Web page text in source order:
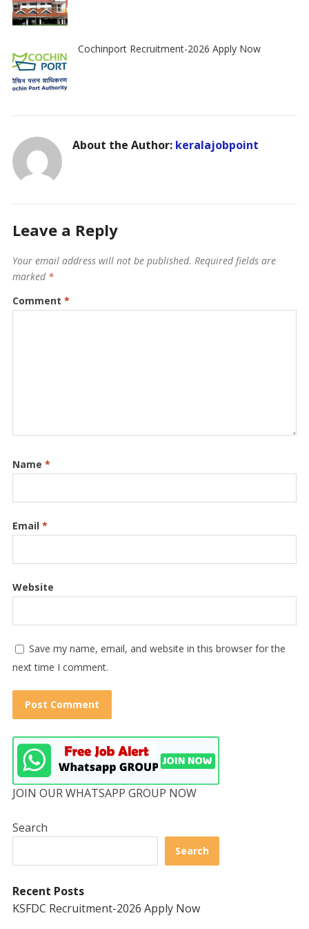
Cochinport Recruitment-2026 Apply Now
About the Author: keralajobpoint
Leave a Reply
Your email address will not be published. Required fields are
marked *
Comment *
Name *
Email *
Website
Save my name, email, and website in this browser for the
next time I comment.
JOIN OUR WHATSAPP GROUP NOW
Search
Search
Recent Posts
KSFDC Recruitment-2026 Apply Now